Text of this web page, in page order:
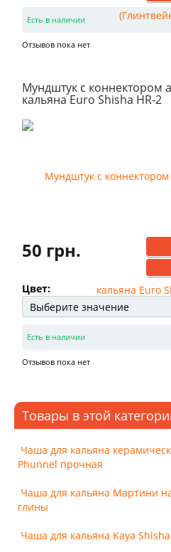
Есть в наличии
Отзывов пока нет
Мундштук с коннектором
кальяна Euro Shisha HR-2
50 грн.
Цвет:
Есть в наличии
Отзывов пока нет
Товары в этой
Чаша для кальяна
Phunnel прочная
Чаша для кальяна Мартини
глины
Чаша для кальяна Kaya